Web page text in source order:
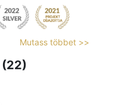
Mutass többet >>
(22)